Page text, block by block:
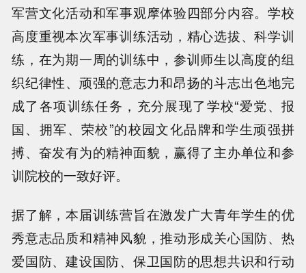
军营文化活动和军事观摩体验四部分内容。学校
高度重视本次军事训练活动，精心选拔、科学训
练，在为期一周的训练中，参训师生以高度的组
织纪律性、顽强的意志力和昂扬的斗志出色地完
成了各项训练任务，充分展现了学校“爱党、报
国、拥军、荣校”的校园文化品牌和学生顽强拼
搏、奋发有为的精神面貌，赢得了主办单位和参
训院校的一致好评。
据了解，本届训练营旨在激发广大青年学生的优
秀意志品质和精神风貌，推动形成关心国防、热
爱国防、建设国防、保卫国防的思想共识和行动